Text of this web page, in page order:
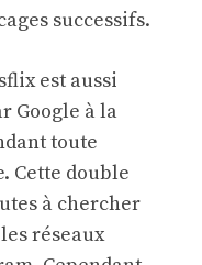
successifs.
est aussi
Google à la
toute
Cette double
à chercher
réseaux